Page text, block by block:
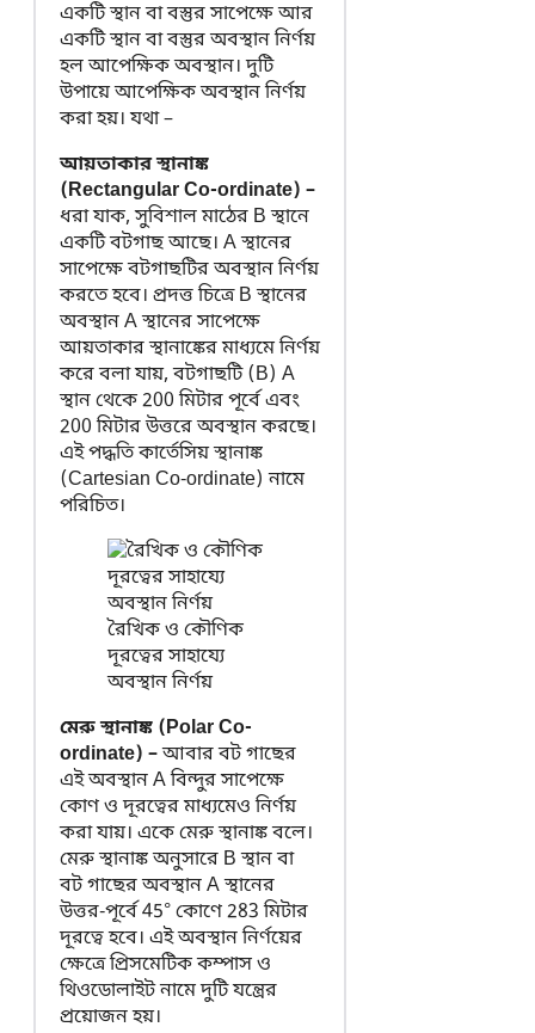
একটি স্থান বা বস্তুর সাপেক্ষে আর
একটি স্থান বা বস্তুর অবস্থান নির্ণয়
হল আপেক্ষিক অবস্থান। দুটি
উপায়ে আপেক্ষিক অবস্থান নির্ণয়
করা হয়। যথা –
আয়তাকার স্থানাঙ্ক
(Rectangular Co-ordinate) –
ধরা যাক, সুবিশাল মাঠের B স্থানে
একটি বটগাছ আছে। A স্থানের
সাপেক্ষে বটগাছটির অবস্থান নির্ণয়
করতে হবে। প্রদত্ত চিত্রে B স্থানের
অবস্থান A স্থানের সাপেক্ষে
আয়তাকার স্থানাঙ্কের মাধ্যমে নির্ণয়
করে বলা যায়, বটগাছটি (B) A
স্থান থেকে 200 মিটার পূর্বে এবং
200 মিটার উত্তরে অবস্থান করছে।
এই পদ্ধতি কার্তেসিয় স্থানাঙ্ক
(Cartesian Co-ordinate) নামে
পরিচিত।
রৈখিক ও কৌণিক
দূরত্বের সাহায্যে
অবস্থান নির্ণয়
মেরু স্থানাঙ্ক (Polar Co-
ordinate) –আবার বট গাছের
এই অবস্থান A বিন্দুর সাপেক্ষে
কোণ ও দূরত্বের মাধ্যমেও নির্ণয়
করা যায়। একে মেরু স্থানাঙ্ক বলে।
মেরু স্থানাঙ্ক অনুসারে B স্থান বা
বট গাছের অবস্থান A স্থানের
উত্তর-পূর্বে 45° কোণে 283 মিটার
দূরত্বে হবে। এই অবস্থান নির্ণয়ের
ক্ষেত্রে প্রিসমেটিক কম্পাস ও
থিওডোলাইট নামে দুটি যন্ত্রের
প্রয়োজন হয়।